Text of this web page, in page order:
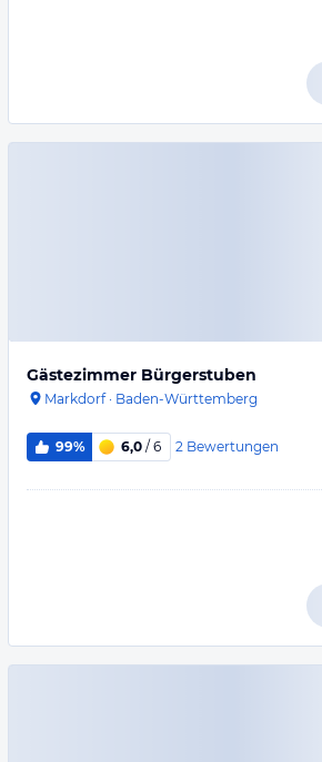
Gästezimmer Bürgerstuben
Markdorf· Baden-Württemberg
99% 6,0 / 6 2 Bewertungen